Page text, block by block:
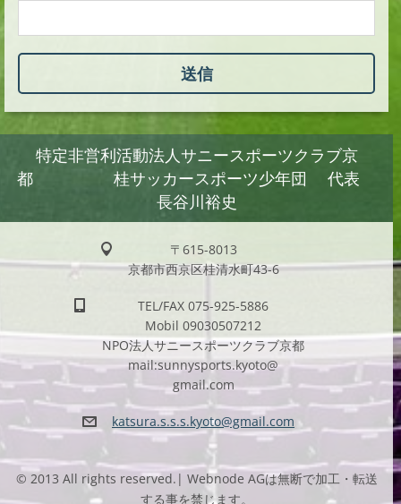
特定非営利活動法人サニースポーツクラブ京
都 桂サッカースポーツ少年団 代表
長谷川裕史
〒615-8013
京都市西京区桂清水町43-6
TEL/FAX 075-925-5886
Mobil 09030507212
NPO法人サニースポーツクラブ京都
mail:sunnysports.kyoto@
gmail.com
katsura.s.s.s.kyoto@gmail.com
© 2013 All rights reserved.| Webnode AGは無断で加工・転送
する事を禁じます。